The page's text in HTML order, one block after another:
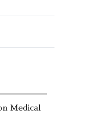
Medical